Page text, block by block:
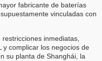
fabricante de baterías
vinculadas con
inmediatas,
y complicar los negocios de
su planta de Shanghái, la